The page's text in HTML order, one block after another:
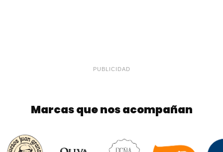
PUBLICIDAD
Marcas que nos acompañan